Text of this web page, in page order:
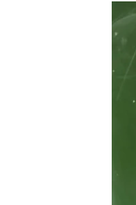
ПОДПИШИТЕСЬ НА